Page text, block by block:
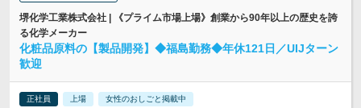
堺化学工業株式会社 | 《プライム市場上場》創業から90年以上の歴史を誇
る化学メーカー
化粧品原料の【製品開発】◆福島勤務◆年休121日／UIJターン
歓迎
正社員 上場 女性のおしごと掲載中